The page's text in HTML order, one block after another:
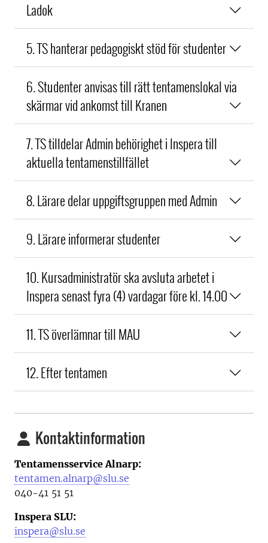
Ladok
5. TS hanterar pedagogiskt stöd för studenter
6. Studenter anvisas till rätt tentamenslokal via
skärmar vid ankomst till Kranen
7. TS tilldelar Admin behörighet i Inspera till
aktuella tentamenstillfället
8. Lärare delar uppgiftsgruppen med Admin
9. Lärare informerar studenter
10. Kursadministratör ska avsluta arbetet i
Inspera senast fyra (4) vardagar före kl. 14.00
11. TS överlämnar till MAU
12. Efter tentamen
Kontaktinformation
Tentamensservice Alnarp:
tentamen.alnarp@slu.se
040-41 51 51
Inspera SLU:
inspera@slu.se